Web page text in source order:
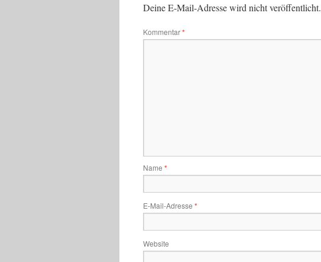
Deine E-Mail-Adresse wird nicht veröffentlicht.
Kommentar*
Name *
E-Mail-Adresse *
Website